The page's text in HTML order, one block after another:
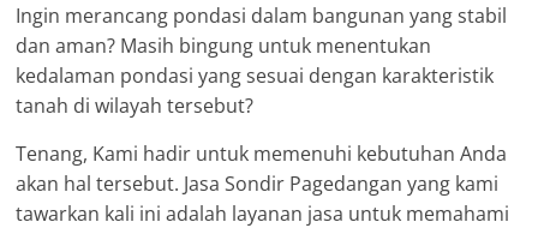
Ingin merancang pondasi dalam bangunan yang stabil
dan aman? Masih bingung untuk menentukan
kedalaman pondasi yang sesuai dengan karakteristik
tanah di wilayah tersebut?
Tenang, Kami hadir untuk memenuhi kebutuhan Anda
akan hal tersebut. Jasa Sondir Pagedangan yang kami
tawarkan kali ini adalah layanan jasa untuk memahami